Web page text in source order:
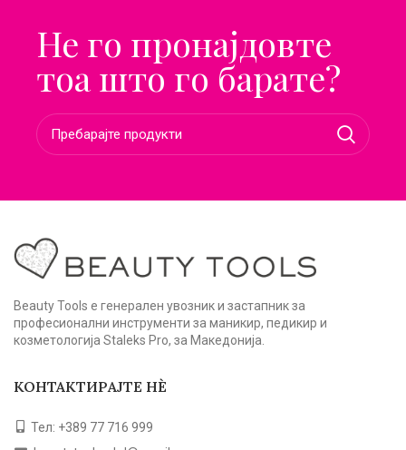
Не го пронајдовте
тоа што го барате?
Beauty Tools е генерален увозник и застапник за
професионални инструменти за маникир, педикир и
козметологија Staleks Pro, за Македонија.
КОНТАКТИРАЈТЕ НЀ
Тел: +389 77 716 999